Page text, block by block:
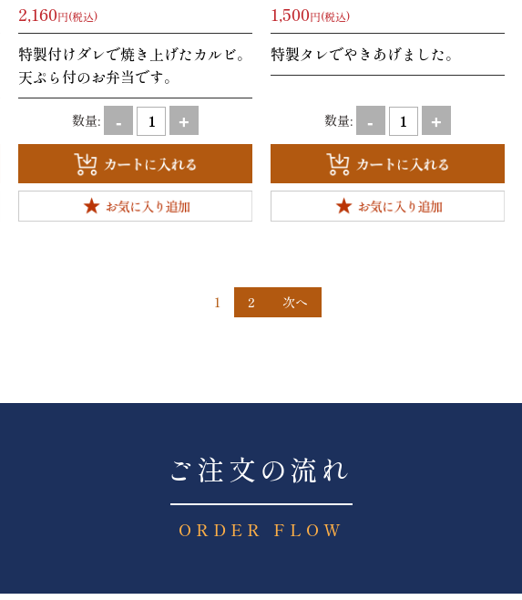
2,160円(税込)
特製付けダレで焼き上げたカルビ。
天ぷら付のお弁当です。
数量: - +
1,500円(税込)
特製タレでやきあげました。
数量: - +
1 2 次へ
ご注文の流れ
ORDER FLOW